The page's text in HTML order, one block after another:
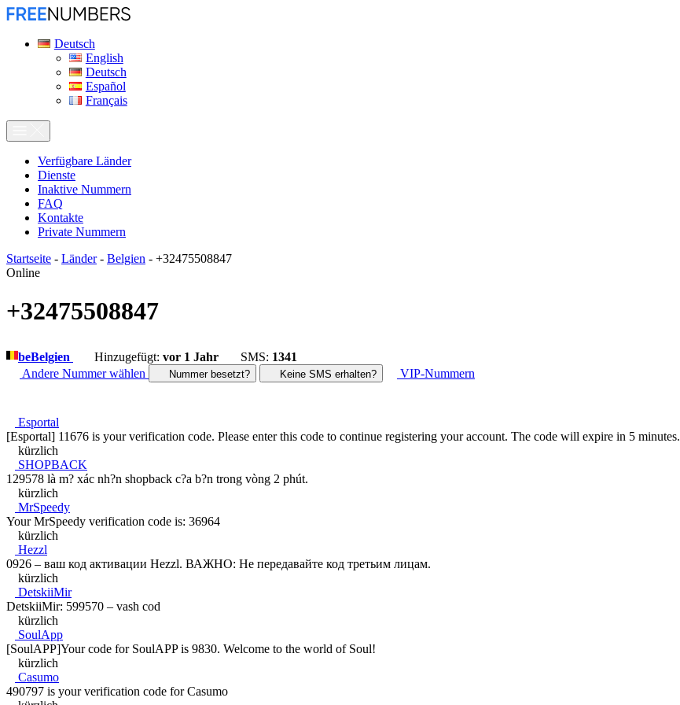
Deutsch
English
Deutsch
Español
Français
Verfügbare Länder
Dienste
Inaktive Nummern
FAQ
Kontakte
Private Nummern
Startseite - Länder- Belgien - +32475508847
Online
+32475508847
beBelgien Hinzugefügt: vor 1 Jahr SMS: 1341
Andere Nummer wählen
Nummer besetzt? Keine SMS erhalten? VIP-Nummern
Esportal
[Esportal] 11676 is your verification code. Please enter this code to continue registering your account. The code will expire in 5 minutes.
kürzlich
SHOPBACK
129578 là m? xác nh?n shopback c?a b?n trong vòng 2 phút.
kürzlich
MrSpeedy
Your MrSpeedy verification code is: 36964
kürzlich
Hezzl
0926 – ваш код активации Hezzl. ВАЖНО: Не передавайте код третьим лицам.
kürzlich
DetskiiMir
DetskiiMir: 599570 – vash cod
kürzlich
SoulApp
[SoulAPP]Your code for SoulAPP is 9830. Welcome to the world of Soul!
kürzlich
Casumo
490797 is your verification code for Casumo